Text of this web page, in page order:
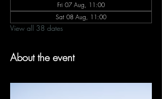
Fri 07 Aug, 11:00
Sat 08 Aug, 11:00
View all 38 dates
About the event